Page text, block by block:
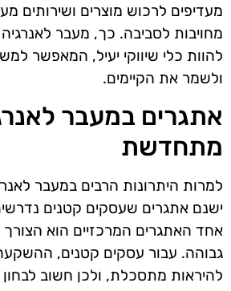
מעדיפים לרכוש מוצרים ושירותים
מחויבות לסביבה. כך, מעבר
להוות כלי שיווקי יעיל, המאפשר
ולשמר את הקיימים.
אתגרים במעבר
מתחדשת
למרות היתרונות הרבים במעבר
ישנם אתגרים שעסקים קטנים
אחד האתגרים המרכזיים הוא
גבוהה. עבור עסקים קטנים,
להיראות מתסכלת, ולכן חשוב